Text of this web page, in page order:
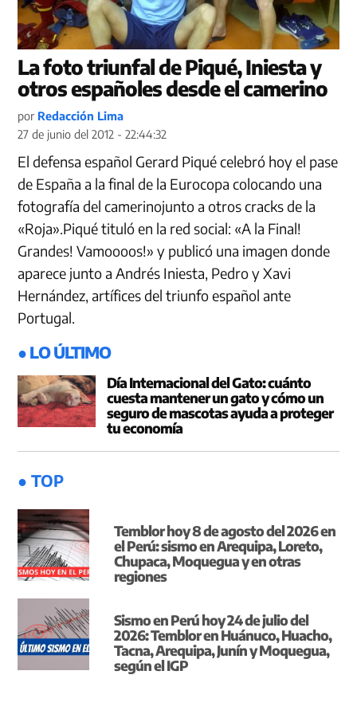
La foto triunfal de Piqué, Iniesta y
otros españoles desde el camerino
por Redacción Lima
27 de junio del 2012 - 22:44:32
El defensa español Gerard Piqué celebró hoy el pase
de España a la final de la Eurocopa colocando una
fotografía del camerinojunto a otros cracks de la
«Roja».Piqué tituló en la red social: «A la Final!
Grandes! Vamoooos!» y publicó una imagen donde
aparece junto a Andrés Iniesta, Pedro y Xavi
Hernández, artífices del triunfo español ante
Portugal.
● LO ÚLTIMO
Día Internacional del Gato: cuánto
cuesta mantener un gato y cómo un
seguro de mascotas ayuda a proteger
tu economía
● TOP
Temblor hoy 8 de agosto del 2026 en
el Perú: sismo en Arequipa, Loreto,
Chupaca, Moquegua y en otras
regiones
Sismo en Perú hoy 24 de julio del
2026: Temblor en Huánuco, Huacho,
Tacna, Arequipa, Junín y Moquegua,
según el IGP